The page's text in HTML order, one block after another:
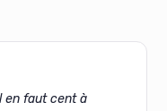
en faut cent à